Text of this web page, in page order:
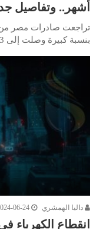
أشهر.. وتفاصيل
بنسبة كبيرة وصلت إلى 80.3%، مع توجه القاهرة إلى…
داليا الهمشري 06-24
انقطاع الكهرباء